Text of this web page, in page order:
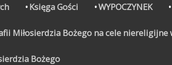
Księga Gości WYPOCZYNEK
Miłosierdzia Bożego na cele
Bożego